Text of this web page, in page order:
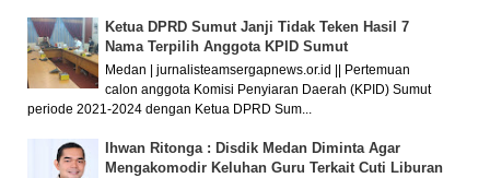
Ketua DPRD Sumut Janji Tidak Teken Hasil 7
Nama Terpilih Anggota KPID Sumut
Medan | jurnalisteamsergapnews.or.id || Pertemuan
calon anggota Komisi Penyiaran Daerah (KPID) Sumut
periode 2021-2024 dengan Ketua DPRD Sum...
Ihwan Ritonga : Disdik Medan Diminta Agar
Mengakomodir Keluhan Guru Terkait Cuti Liburan